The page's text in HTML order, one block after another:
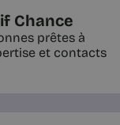
en Ligne :
Chance
prêtes à
et contacts